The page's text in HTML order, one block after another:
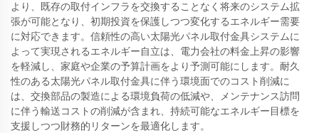
より、既存の取付インフラを交換することなく将来のシステム拡
張が可能となり、初期投資を保護しつつ変化するエネルギー需要
に対応できます。信頼性の高い太陽光パネル取付金具システムに
よって実現されるエネルギー自立は、電力会社の料金上昇の影響
を軽減し、家庭や企業の予算計画をより予測可能にします。耐久
性のある太陽光パネル取付金具に伴う環境面でのコスト削減に
は、交換部品の製造による環境負荷の低減や、メンテナンス訪問
に伴う輸送コストの削減が含まれ、持続可能なエネルギー目標を
支援しつつ財務的リターンを最適化します。